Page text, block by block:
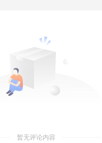
暂无评论内容